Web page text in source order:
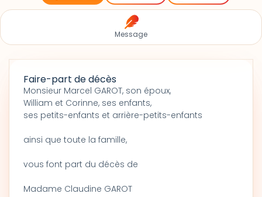
Message
Faire-part de décès
Monsieur Marcel GAROT, son époux,
William et Corinne, ses enfants,
ses petits-enfants et arrière-petits-enfants
ainsi que toute la famille,
vous font part du décès de
Madame Claudine GAROT